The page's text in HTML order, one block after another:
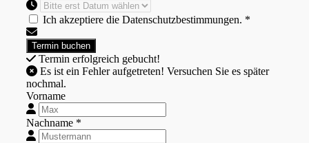
Ich akzeptiere die Datenschutzbestimmungen. *
Termin erfolgreich gebucht!
nochmal.
Vorname
Nachname *